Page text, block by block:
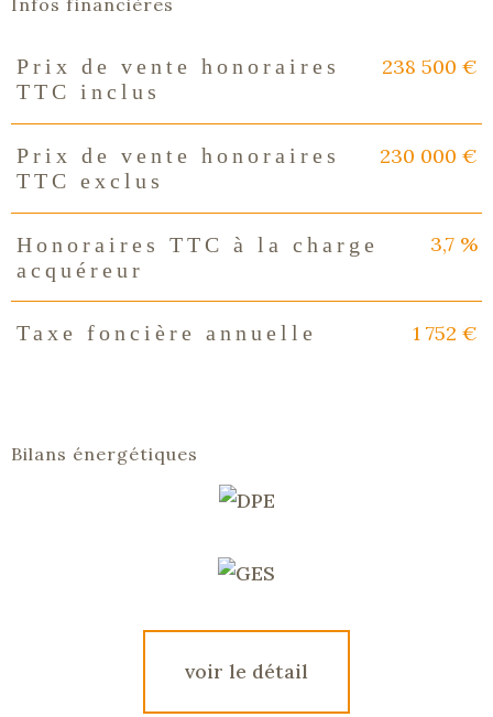
Infos financières
Caractéristiques Valeurs
Prix de vente honoraires
TTC inclus
238 500 €
Prix de vente honoraires
TTC exclus
230 000 €
Honoraires TTC à la charge
acquéreur
3,7 %
Taxe foncière annuelle 1 752 €
Bilans énergétiques
voir le détail